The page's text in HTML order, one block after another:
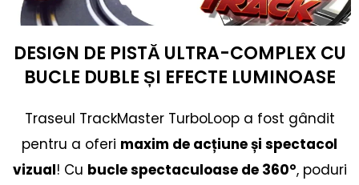
DESIGN DE PISTĂ ULTRA-COMPLEX CU
BUCLE DUBLE ȘI EFECTE LUMINOASE
Traseul TrackMaster TurboLoop a fost gândit
pentru a oferi maxim de acțiune și spectacol
vizual! Cu bucle spectaculoase de 360°, poduri